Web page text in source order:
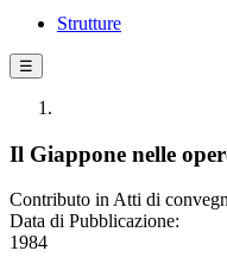
Strutture
☰
Il Giappone nelle
Contributo in Atti di
Data di Pubblicazione:
1984